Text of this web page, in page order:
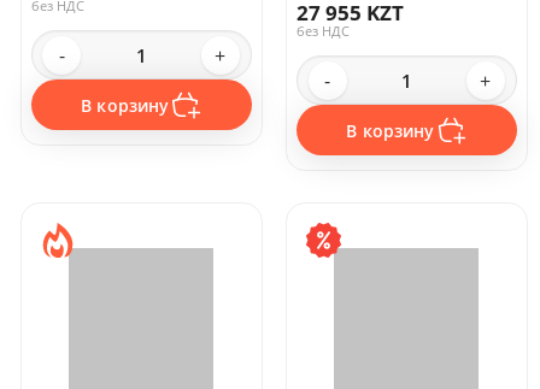
без НДС
- +
В корзину
27 955 KZT
без НДС
- +
В корзину